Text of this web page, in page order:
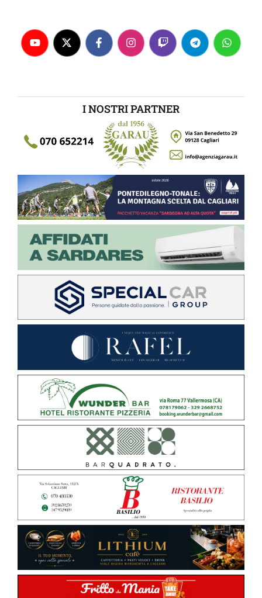
I NOSTRI PARTNER